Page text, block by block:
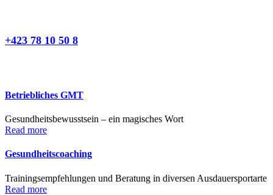
+423 78 10 50 8
Betriebliches GMT
Gesundheitsbewusstsein – ein magisches Wort
Read more
Gesundheitscoaching
Trainingsempfehlungen und Beratung in diversen Ausdauersportarte
Read more